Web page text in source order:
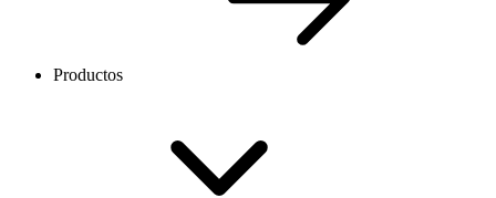
Productos